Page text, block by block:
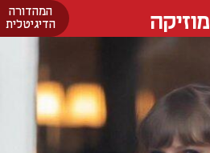
המהדורה
הדיגיטלית
מוזיקה